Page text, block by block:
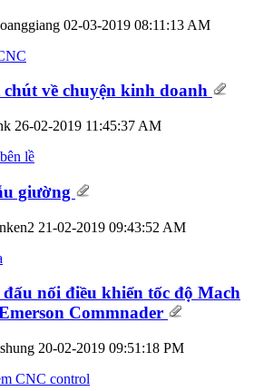
02-03-2019 08:11:13 AM
về chuyện kinh doanh
26-02-2019 11:45:37 AM
lề
giường
21-02-2019 09:43:52 AM
nối điều khiển tốc độ Mach
Commnader
20-02-2019 09:51:18 PM
CNC control